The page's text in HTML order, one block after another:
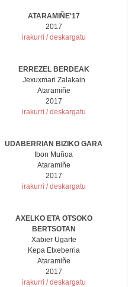
ATARAMIÑE'17
2017
irakurri / deskargatu
ERREZEL BERDEAK
Jexuxmari Zalakain
Ataramiñe
2017
irakurri / deskargatu
UDABERRIAN BIZIKO GARA
Ibon Muñoa
Ataramiñe
2017
irakurri / deskargatu
AXELKO ETA OTSOKO
BERTSOTAN
Xabier Ugarte
Kepa Etxeberria
Ataramiñe
2017
irakurri / deskargatu